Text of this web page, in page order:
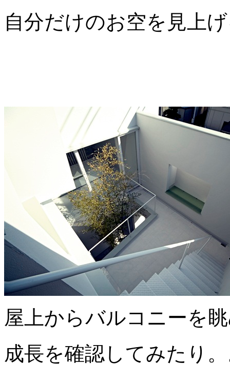
自分だけのお空を見上
屋上からバルコニーを
成長を確認してみたり